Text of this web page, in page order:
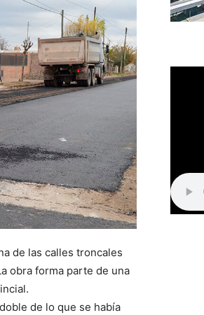
de las calles troncales
obra forma parte de una
de lo que se había